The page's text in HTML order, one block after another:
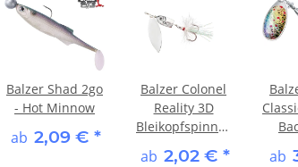
Balzer Shad 2go
- Hot Minnow
ab 2,09 € *
Balzer Colonel
Reality 3D
Bleikopfspinner
ab 2,02 € * ab